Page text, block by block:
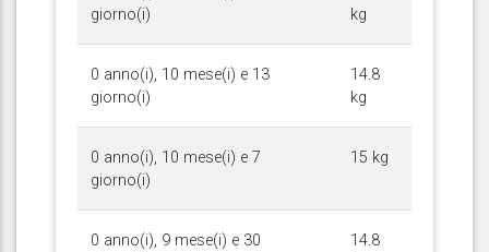
giorno(i)
kg
0 anno(i), 10 mese(i) e 13
giorno(i)
14.8
kg
0 anno(i), 10 mese(i) e 7
giorno(i)
15 kg
0 anno(i), 9 mese(i) e 30
14.8